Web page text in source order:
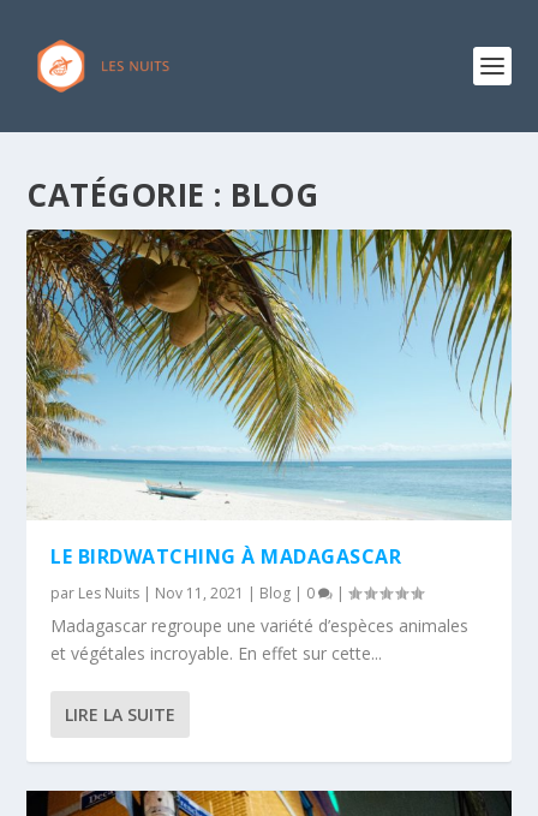
CATÉGORIE : BLOG
LE BIRDWATCHING À MADAGASCAR
par Les Nuits | Nov 11, 2021 | Blog | 0 |
Madagascar regroupe une variété d’espèces animales
et végétales incroyable. En effet sur cette...
LIRE LA SUITE